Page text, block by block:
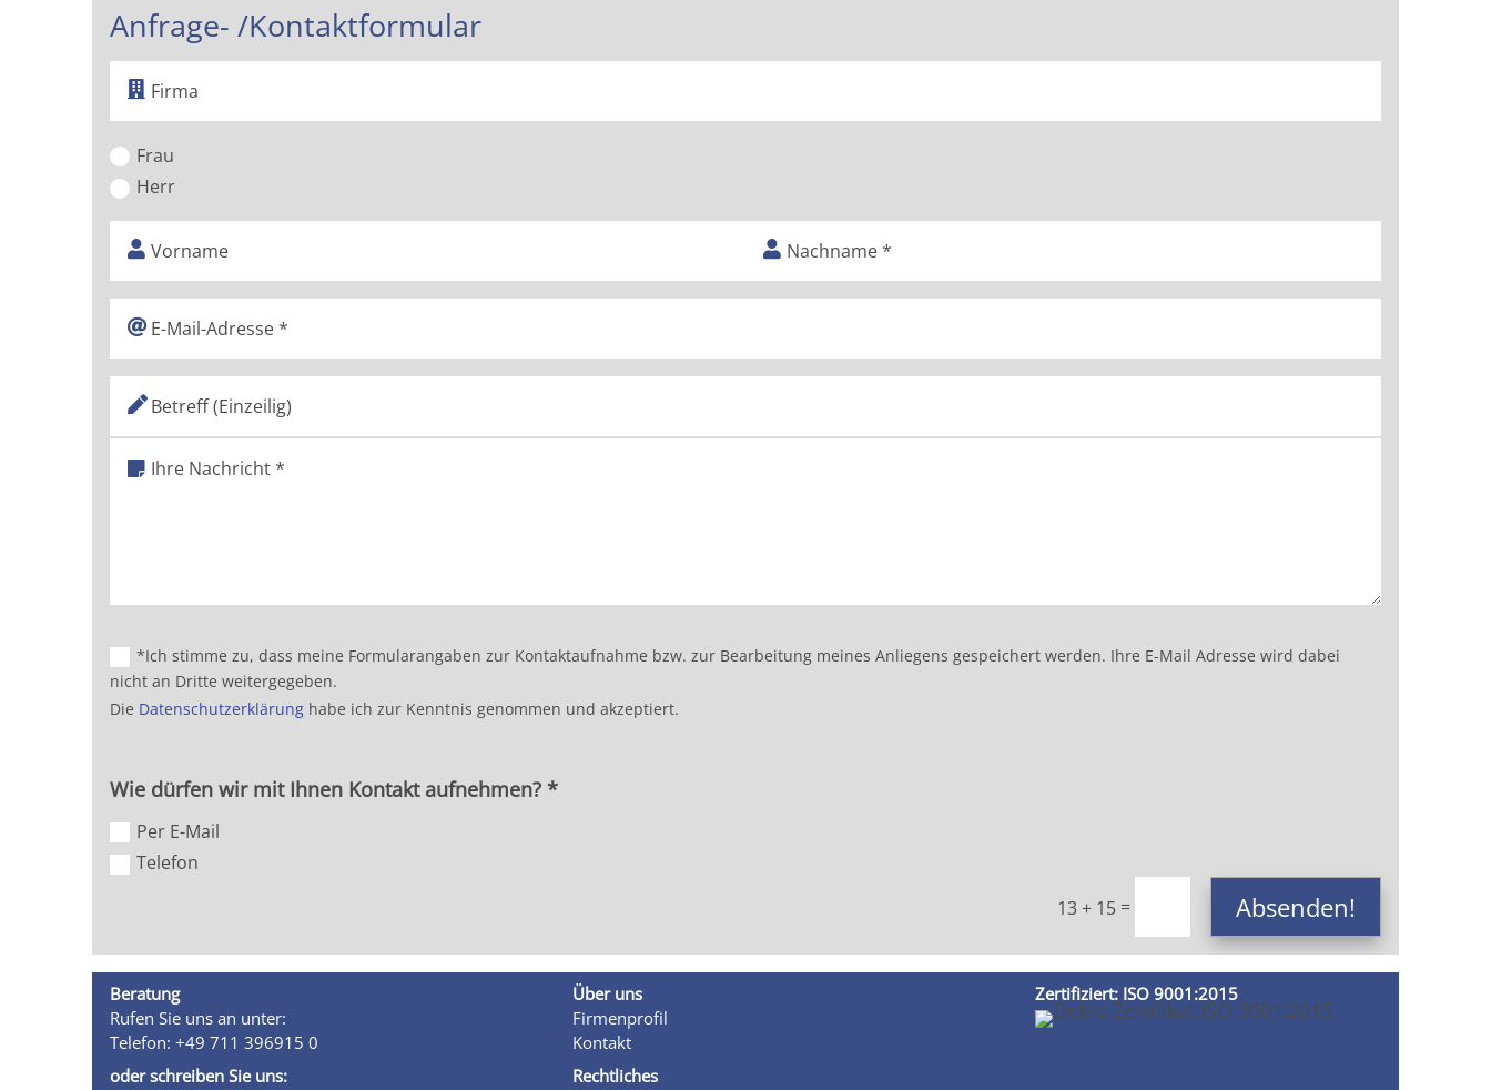
Anfrage- /Kontaktformular
Frau
Herr
*Ich stimme zu, dass meine Formularangaben zur Kontaktaufnahme bzw. zur Bearbeitung meines Anliegens gespeichert werden. Ihre E-Mail Adresse wird dabei
nicht an Dritte weitergegeben.
Die Datenschutzerklärung habe ich zur Kenntnis genommen und akzeptiert.
Wie dürfen wir mit Ihnen Kontakt aufnehmen? *
Per E-Mail
Telefon
13 + 15= Absenden!
Beratung
Rufen Sie uns an unter:
Telefon: +49 711 396915 0
oder schreiben Sie uns:
Über uns
Firmenprofil
Kontakt
Rechtliches
Zertifiziert: ISO 9001:2015